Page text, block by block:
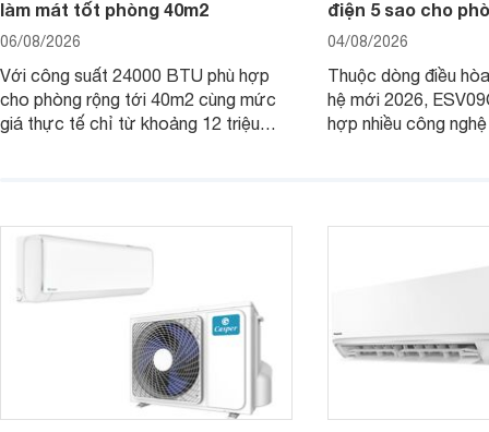
làm mát tốt phòng 40m2
06/08/2026
Với công suất 24000 BTU phù hợp
cho phòng rộng tới 40m2 cùng mức
giá thực tế chỉ từ khoảng 12 triệu
điện 5 sao cho
04/08/2026
Thuộc dòng điều
hệ mới 2026,
hợp nhiều công